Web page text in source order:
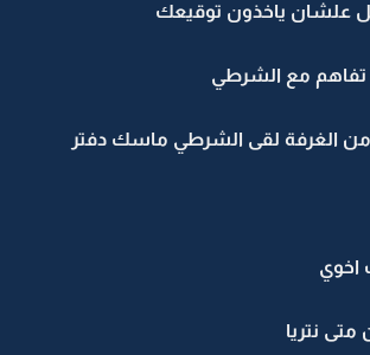
علشان ياخذون توقيعك
تفاهم مع الشرطي
الغرفة لقى الشرطي ماسك دفتر
اخوي
نتريا